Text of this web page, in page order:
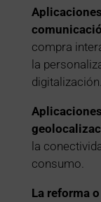
compra
la
digitalización.
la
consumo.
La reforma